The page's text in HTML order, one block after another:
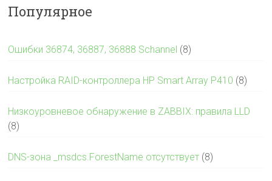
Популярное
Ошибки 36874, 36887, 36888 Schannel (8)
Настройка RAID-контроллера HP Smart Array P410 (8)
Низкоуровневое обнаружение в ZABBIX: правила LLD
(8)
DNS-зона _msdcs.ForestName отсутствует (8)